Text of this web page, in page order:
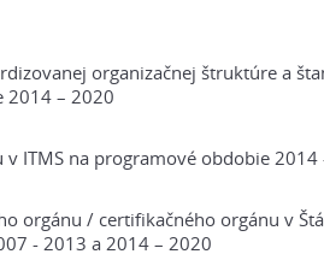
organizačnej štruktúre a
2014 – 2020
ITMS na programové obdobie 2014
orgánu / certifikačného orgánu v
- 2013 a 2014 – 2020